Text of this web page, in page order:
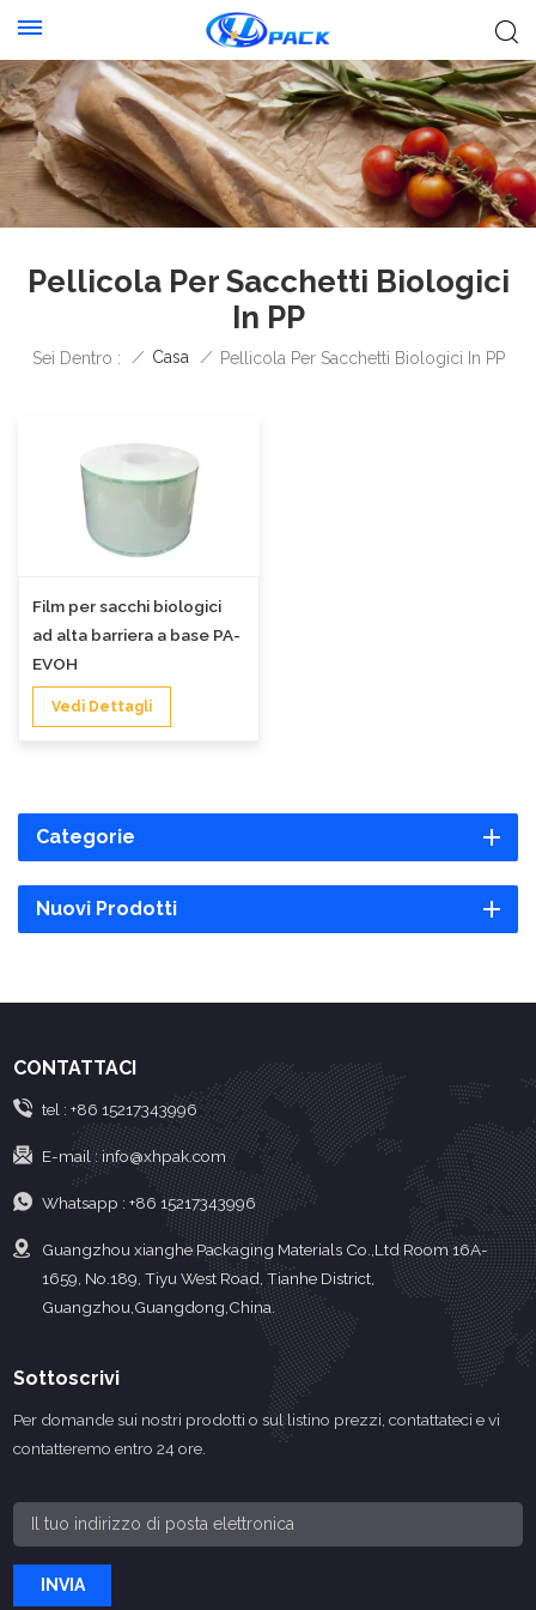
Pellicola Per Sacchetti Biologici
In PP
Sei Dentro : / Casa / Pellicola Per Sacchetti Biologici In PP
Film per sacchi biologici
ad alta barriera a base PA-
EVOH
Vedi Dettagli
Categorie
Nuovi Prodotti
CONTATTACI
tel : +86 15217343996
E-mail :info@xhpak.com
Whatsapp : +86 15217343996
Guangzhou xianghe Packaging Materials Co.,Ltd Room 16A-
1659, No.189, Tiyu West Road, Tianhe District,
Guangzhou,Guangdong,China.
Sottoscrivi
Per domande sui nostri prodotti o sul listino prezzi, contattateci e vi
contatteremo entro 24 ore.
INVIA